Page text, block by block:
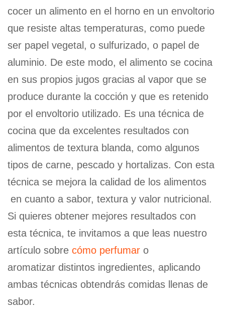
cocer un alimento en el horno en un envoltorio
que resiste altas temperaturas, como puede
ser papel vegetal, o sulfurizado, o papel de
aluminio. De este modo, el alimento se cocina
en sus propios jugos gracias al vapor que se
produce durante la cocción y que es retenido
por el envoltorio utilizado. Es una técnica de
cocina que da excelentes resultados con
alimentos de textura blanda, como algunos
tipos de carne, pescado y hortalizas. Con esta
técnica se mejora la calidad de los alimentos
en cuanto a sabor, textura y valor nutricional.
Si quieres obtener mejores resultados con
esta técnica, te invitamos a que leas nuestro
artículo sobre cómo perfumar o
aromatizar distintos ingredientes, aplicando
ambas técnicas obtendrás comidas llenas de
sabor.